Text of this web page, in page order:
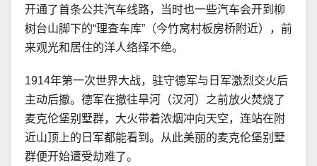
开通了首条公共汽车线路，当时也一些汽车会开到柳
树台山脚下的“理查车库”（今竹窝村板房桥附近），前
来观光和居住的洋人络绎不绝。
1914年第一次世界大战，驻守德军与日军激烈交火后
主动后撤。德军在撤往旱河（汉河）之前放火焚烧了
麦克伦堡别墅群，大火带着浓烟冲向天空，连站在附
近山顶上的日军都能看到。从此美丽的麦克伦堡别墅
群便开始遭受劫难了。